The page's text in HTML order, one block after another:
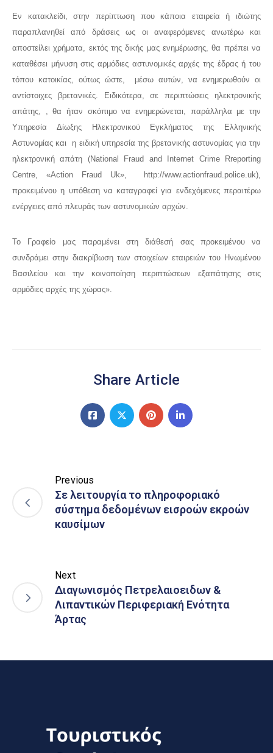
Εν κατακλείδι, στην περίπτωση που κάποια εταιρεία ή ιδιώτης
παραπλανηθεί από δράσεις ως οι αναφερόμενες ανωτέρω και
αποστείλει χρήματα, εκτός της δικής μας ενημέρωσης, θα πρέπει να
καταθέσει μήνυση στις αρμόδιες αστυνομικές αρχές της έδρας ή του
τόπου κατοικίας, ούτως ώστε, μέσω αυτών, να ενημερωθούν οι
αντίστοιχες βρετανικές. Ειδικότερα, σε περιπτώσεις ηλεκτρονικής
απάτης, , θα ήταν σκόπιμο να ενημερώνεται, παράλληλα με την
Υπηρεσία Δίωξης Ηλεκτρονικού Εγκλήματος της Ελληνικής
Αστυνομίας και η ειδική υπηρεσία της βρετανικής αστυνομίας για την
ηλεκτρονική απάτη (Νational Fraud and Internet Crime Rreporting
Centre, «Action Fraud Uk», http://www.actionfraud.police.uk),
προκειμένου η υπόθεση να καταγραφεί για ενδεχόμενες περαιτέρω
ενέργειες από πλευράς των αστυνομικών αρχών.
Το Γραφείο μας παραμένει στη διάθεσή σας προκειμένου να
συνδράμει στην διακρίβωση των στοιχείων εταιρειών του Ηνωμένου
Βασιλείου και την κοινοποίηση περιπτώσεων εξαπάτησης στις
αρμόδιες αρχές της χώρας».
Share Article
Previous
Σε λειτουργία το πληροφοριακό
σύστημα δεδομένων εισροών εκροών
καυσίμων
Next
Διαγωνισμός Πετρελαιοειδων &
Λιπαντικών Περιφεριακή Ενότητα
Άρτας